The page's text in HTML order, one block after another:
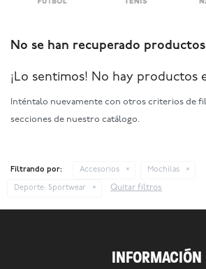
No se han recuperado productos
¡Lo sentimos! No hay productos
Inténtalo nuevamente con otros criterios de
secciones de nuestro catálogo.
Filtrando por: Accesorios Mochilas
Deporte: Sportwear Quitar filtros
INFORMACIÓN